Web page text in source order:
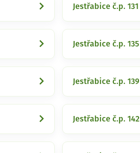
Jestřabice č.p. 131
Jestřabice č.p. 135
Jestřabice č.p. 139
Jestřabice č.p. 142